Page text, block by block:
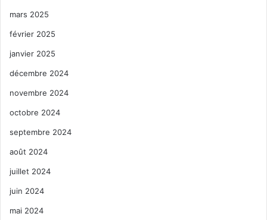
mars 2025
février 2025
janvier 2025
décembre 2024
novembre 2024
octobre 2024
septembre 2024
août 2024
juillet 2024
juin 2024
mai 2024